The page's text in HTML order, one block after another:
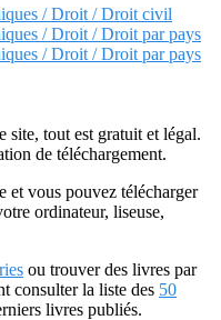
/ Droit / Droit civil
/ Droit / Droit par pays
/ Droit / Droit par pays
site, tout est gratuit et légal.
de téléchargement.
et vous pouvez télécharger
ordinateur, liseuse,
ou trouver des livres par
consulter la liste des 50
livres publiés.